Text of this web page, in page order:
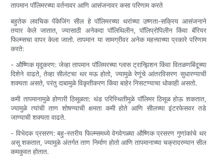
तापमान पॉलिमरच्या वर्तनावर आणि आसंजनावर कसा परिणाम करते
बहुतेक लवचिक पॅकेजिंग सील हे पॉलिमरच्या थरांच्या उष्णता-सक्रिय आसंजनाने
तयार केले जातात, ज्यासाठी अनेकदा पॉलिथिलीन, पॉलिप्रोपिलीन किंवा बॅरियर
फिल्म्सचा वापर केला जातो. तापमान या सामग्रीवर अनेक महत्त्वाच्या प्रकारे परिणाम
करते:
- औष्णिक मृदूकरण: जेव्हा तापमान पॉलिमरच्या ग्लास ट्रान्झिशन किंवा वितळणबिंदूच्या
दिशेने वाढते, तेव्हा सीलंटचा थर मऊ होतो, ज्यामुळे रेणूंचे आंतरविसरण सुधारण्याची
शक्यता असते, परंतु दाबामुळे विकृतीकरण किंवा बाहेर निसटण्याचा धोकाही असतो.
कमी तापमानामुळे होणारी ठिसूळता: थंड परिस्थितीमुळे पॉलिमर ठिसूळ होऊ शकतात,
ज्यामुळे त्यांची ताण शोषण्याची क्षमता कमी होते आणि सीलच्या इंटरफेसवर तडे
जाण्याची शक्यता वाढते.
- विभेदक प्रसरण: बहु-स्तरीय फिल्म्समध्ये वेगवेगळ्या औष्णिक प्रसरण गुणांकांचे थर
असू शकतात, ज्यामुळे अंतर्गत ताण निर्माण होतो आणि तापमानाच्या चक्रादरम्यान सील
कमकुवत होतात.